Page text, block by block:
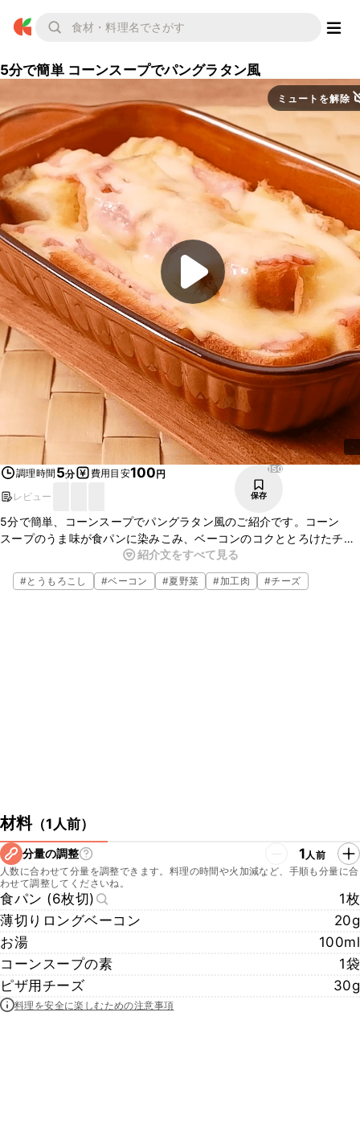
5分で簡単 コーンスープでパングラタン風
ミュートを解除
調理時間 5分 費用目安100円
レビュー
150
保存
5分で簡単、コーンスープでパングラタン風のご紹介です。コーン
スープのうま味が食パンに染みこみ、ベーコンのコクととろけたチー
ズがよく合い、おいしいですよ。忙しいときの簡単な朝ごはんやお夜
食にもおすすめです。ぜひお試しくださいね。
紹介文をすべて見る
#とうもろこし #ベーコン #夏野菜 #加工肉 #チーズ
材料（1人前）
分量の調整 1人前
人数に合わせて分量を調整できます。料理の時間や火加減など、手順も分量に合
わせて調整してくださいね。
食パン (6枚切)
1枚
薄切りロングベーコン
20g
お湯
100ml
コーンスープの素
1袋
ピザ用チーズ
30g
料理を安全に楽しむための注意事項